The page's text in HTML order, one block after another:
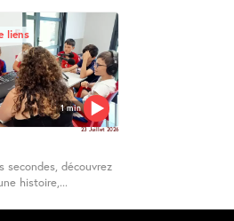
1 min
liens
23 Juillet 2026
secondes, découvrez
histoire,...